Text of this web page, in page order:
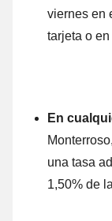
viernes en
tarjeta ο
En
una tasa
1,50% de